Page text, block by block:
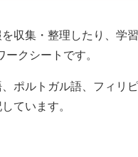
収集・整理したり、学
ークシートです。
ポルトガル語、フィリ
ています。